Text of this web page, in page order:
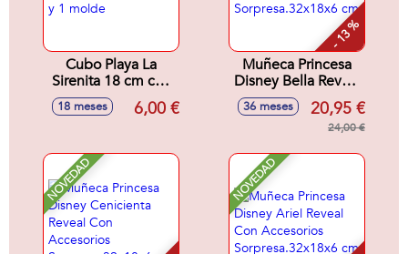
Cubo Playa La
Sirenita 18 cm con
cedazo, pala,
rastrillo y 1 molde
18 meses 6,00 €
- 13 %
Muñeca Princesa
Disney Bella Reveal
Con Accesorios
Sorpresa.32x18x6
36 meses 20,95 €
24,00 €
NOVEDAD NOVEDAD